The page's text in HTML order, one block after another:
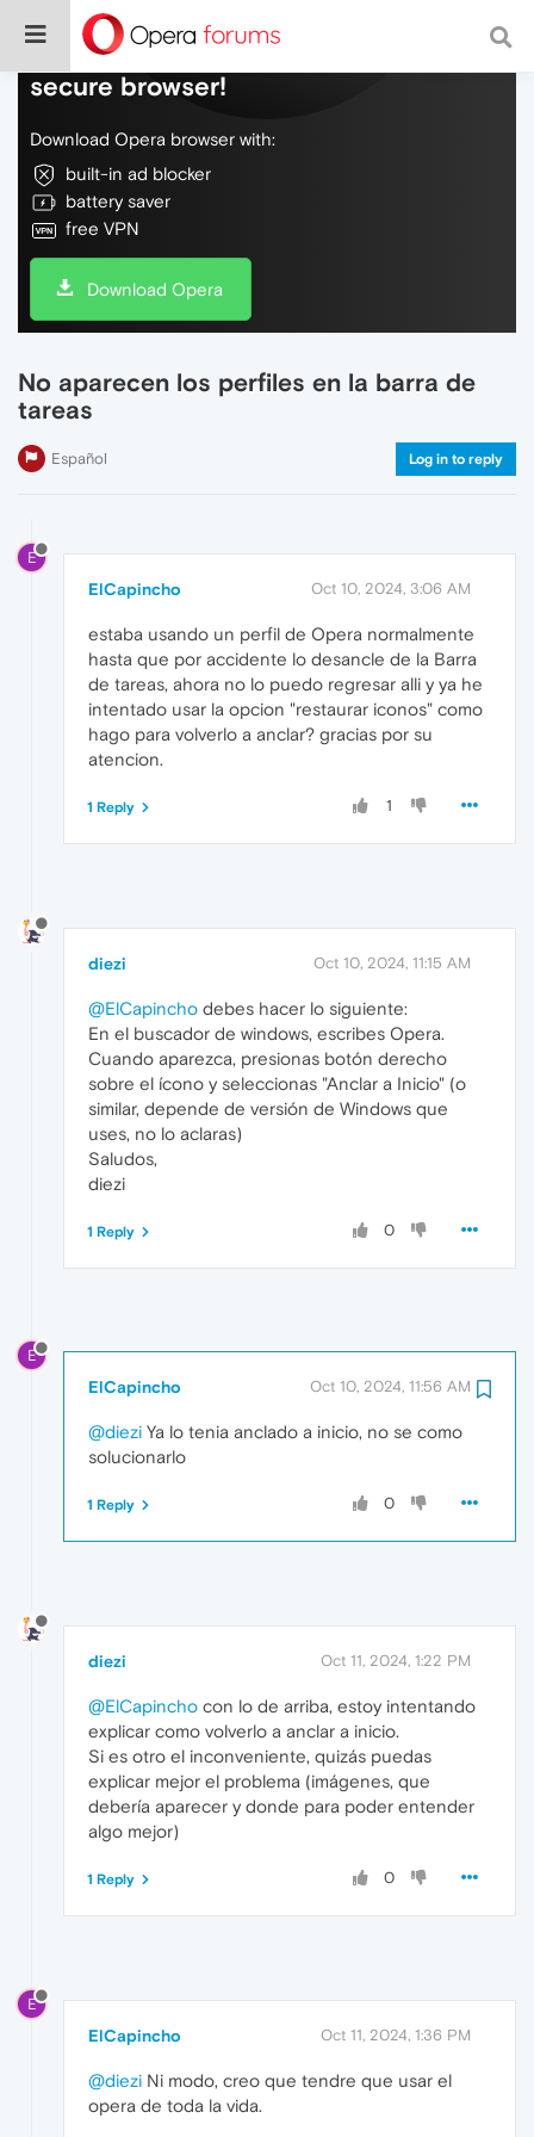
Do more on the web, with a fast and
secure browser!
Download Opera browser with:
built-in ad blocker
battery saver
free VPN
Download Opera
No aparecen los perfiles en la barra de
tareas
Español Log in to reply
E
ElCapincho Oct 10, 2024, 3:06 AM
estaba usando un perfil de Opera normalmente
hasta que por accidente lo desancle de la Barra
de tareas, ahora no lo puedo regresar alli y ya he
intentado usar la opcion "restaurar iconos" como
hago para volverlo a anclar? gracias por su
atencion.
1
1 Reply
diezi Oct 10, 2024, 11:15 AM
@ElCapincho debes hacer lo siguiente:
En el buscador de windows, escribes Opera.
Cuando aparezca, presionas botón derecho
sobre el ícono y seleccionas "Anclar a Inicio" (o
similar, depende de versión de Windows que
uses, no lo aclaras)
Saludos,
diezi
0
1 Reply
E
ElCapincho Oct 10, 2024, 11:56 AM
@diezi Ya lo tenia anclado a inicio, no se como
solucionarlo
0
1 Reply
diezi Oct 11, 2024, 1:22 PM
@ElCapincho con lo de arriba, estoy intentando
explicar como volverlo a anclar a inicio.
Si es otro el inconveniente, quizás puedas
explicar mejor el problema (imágenes, que
debería aparecer y donde para poder entender
algo mejor)
0
1 Reply
E
ElCapincho Oct 11, 2024, 1:36 PM
@diezi Ni modo, creo que tendre que usar el
opera de toda la vida.